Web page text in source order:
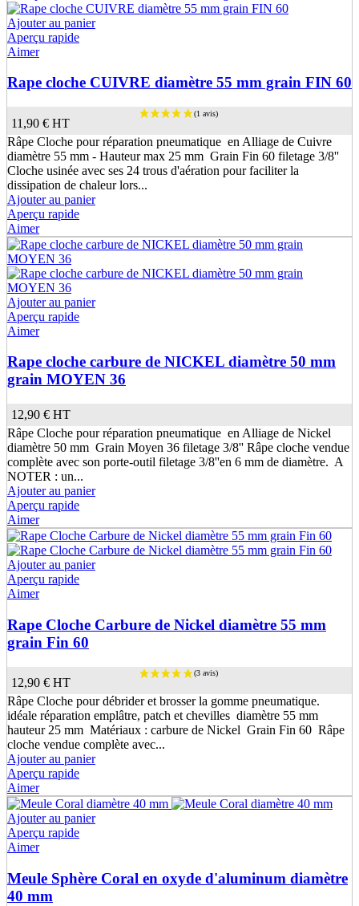
(2 avis)
Ajouter au panier
Aperçu rapide
Aimer
Rape cloche CUIVRE diamètre 55 mm grain FIN 60
11,90 € HT
Râpe Cloche pour réparation pneumatique en Alliage de Cuivre
diamètre 55 mm - Hauteur max 25 mm Grain Fin 60 filetage 3/8''
Cloche usinée avec ses 24 trous d'aération pour faciliter la
dissipation de chaleur lors...
Ajouter au panier
Aperçu rapide
Aimer
Ajouter au panier
Aperçu rapide
Aimer
Rape cloche carbure de NICKEL diamètre 50 mm
grain MOYEN 36
12,90 € HT
Râpe Cloche pour réparation pneumatique en Alliage de Nickel
diamètre 50 mm Grain Moyen 36 filetage 3/8'' Râpe cloche vendue
complète avec son porte-outil filetage 3/8''en 6 mm de diamètre. A
NOTER : un...
Ajouter au panier
Aperçu rapide
Aimer
Ajouter au panier
Aperçu rapide
Aimer
Rape Cloche Carbure de Nickel diamètre 55 mm
grain Fin 60
12,90 € HT
Râpe Cloche pour débrider et brosser la gomme pneumatique.
idéale réparation emplâtre, patch et chevilles diamètre 55 mm
hauteur 25 mm Matériaux : carbure de Nickel Grain Fin 60 Râpe
cloche vendue complète avec...
Ajouter au panier
Aperçu rapide
Aimer
Ajouter au panier
Aperçu rapide
Aimer
Meule Sphère Coral en oxyde d'aluminum diamètre
40 mm